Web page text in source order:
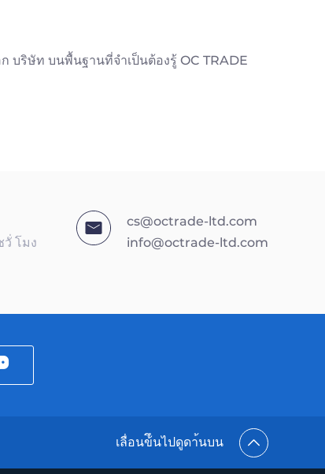
บริษัท บนพื้นฐานที่จำเป็นต้องรู้ OC TRADE
โมง
cs@octrade-ltd.com
info@octrade-ltd.com
เลื่อนข้ึนไปดูดา้นบน